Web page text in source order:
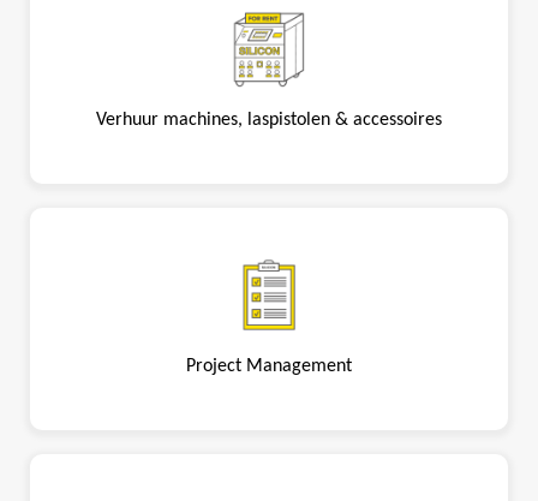
Verhuur machines, laspistolen & accessoires
Project Management